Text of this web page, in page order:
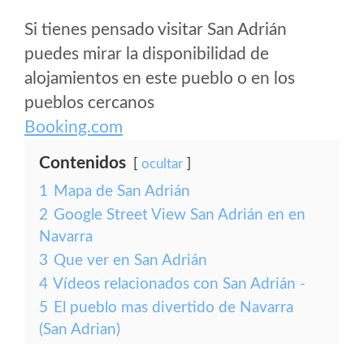
Si tienes pensado visitar San Adrián
puedes mirar la disponibilidad de
alojamientos en este pueblo o en los
pueblos cercanos
Booking.com
Contenidos ocultar
1 Mapa de San Adrián
2 Google Street View San Adrián en en
Navarra
3 Que ver en San Adrián
4 Vídeos relacionados con San Adrián -
5 El pueblo mas divertido de Navarra
(San Adrian)